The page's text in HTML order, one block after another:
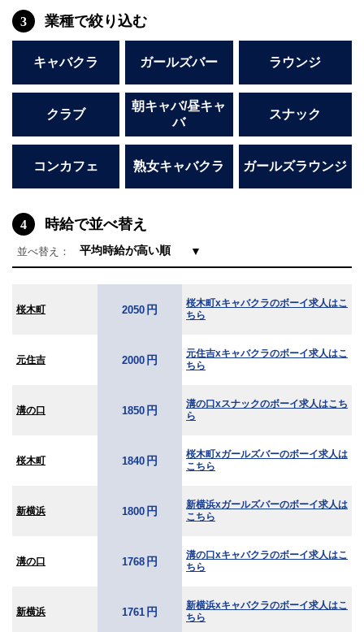
3 業種で絞り込む
キャバクラ ガールズバー ラウンジ
クラブ
朝キャバ/昼キャ
バ
スナック
コンカフェ 熟女キャバクラ ガールズラウンジ
4 時給で並べ替え
並べ替え： ▼
桜木町 2050 円
桜木町xキャバクラのボーイ求人はこ
ちら
元住吉 2000 円
元住吉xキャバクラのボーイ求人はこ
ちら
溝の口 1850 円
溝の口xスナックのボーイ求人はこち
ら
桜木町 1840 円
桜木町xガールズバーのボーイ求人は
こちら
新横浜 1800 円
新横浜xガールズバーのボーイ求人は
こちら
溝の口 1768 円
溝の口xキャバクラのボーイ求人はこ
ちら
新横浜 1761 円
新横浜xキャバクラのボーイ求人はこ
ちら